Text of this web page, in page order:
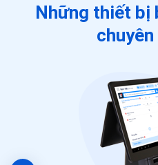
Những thiết bị